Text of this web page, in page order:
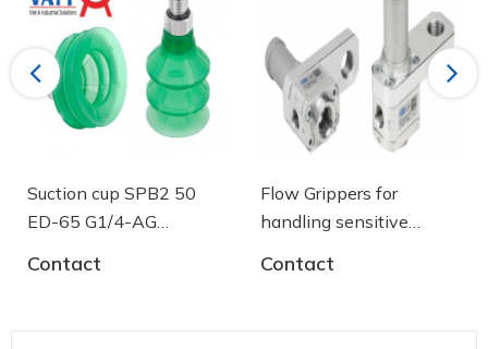
Previous
Suction cup SPB2 50
ED-65 G1/4-AG
Contact
Flow Grippers for
handling sensitive
Contact
Next